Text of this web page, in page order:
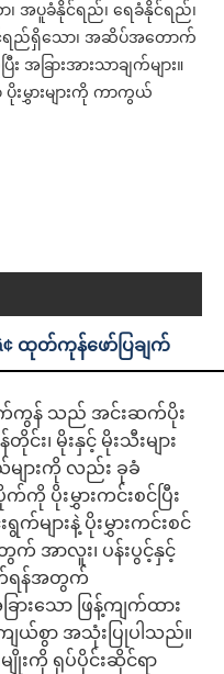
ော၊ အပူခံနိုင်ရည်၊ ရေခံနိုင်ရည်၊
င်ရည်ရှိသော၊ အဆိပ်အတောက်
ခြားအားသာချက်များ။
းမွှားများကို ကာကွယ်
ထုတ်ကုန်ဖော်ပြချက်
က်ကွန် သည် အင်းဆက်ပိုး
း၊ မိုးနှင့် မိုးသီးများ
ျားကို လည်း ခုခံ
ပိုးမွှားကင်းစင်ပြီး
ျားနဲ့ ပိုးမွှားကင်းစင်
က် အာလူး၊ ပန်းပွင့်နှင့်
က်ရန်အတွက်
ားသော ဖြန့်ကျက်ထား
ကျယ်စွာ အသုံးပြုပါသည်။
မျိုးကို ရုပ်ပိုင်းဆိုင်ရာ